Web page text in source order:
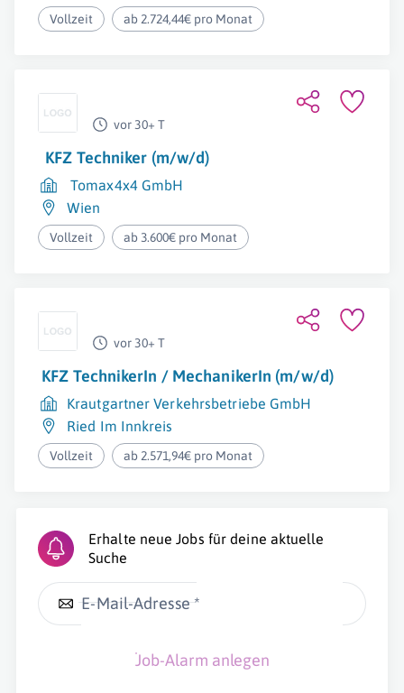
Vollzeit ab 2.724,44€ pro Monat
vor 30+ T
KFZ Techniker (m/w/d)
Tomax4x4 GmbH
Wien
Vollzeit ab 3.600€ pro Monat
vor 30+ T
KFZ TechnikerIn / MechanikerIn (m/w/d)
Krautgartner Verkehrsbetriebe GmbH
Ried Im Innkreis
Vollzeit ab 2.571,94€ pro Monat
Erhalte neue Jobs für deine aktuelle
Suche
E-Mail-Adresse *
Job-Alarm anlegen